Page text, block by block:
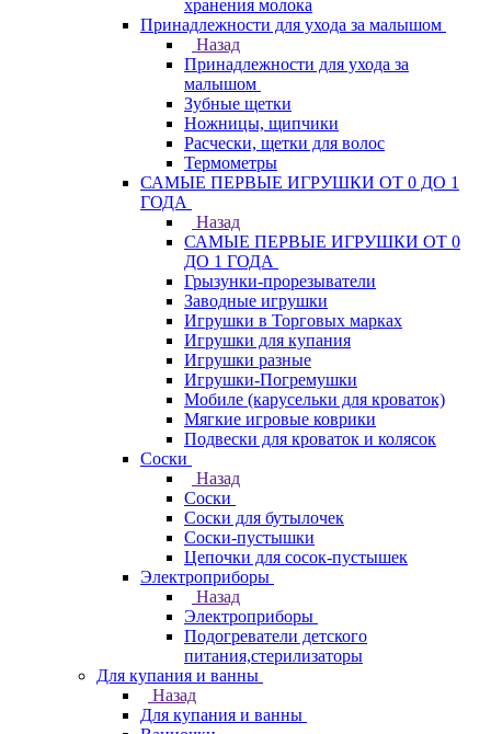
хранения молока
Принадлежности для ухода за малышом
Назад
Принадлежности для ухода за
малышом
Зубные щетки
Ножницы, щипчики
Расчески, щетки для волос
Термометры
САМЫЕ ПЕРВЫЕ ИГРУШКИ ОТ 0 ДО 1
ГОДА
Назад
САМЫЕ ПЕРВЫЕ ИГРУШКИ ОТ 0
ДО 1 ГОДА
Грызунки-прорезыватели
Заводные игрушки
Игрушки в Торговых марках
Игрушки для купания
Игрушки разные
Игрушки-Погремушки
Мобиле (карусельки для кроваток)
Мягкие игровые коврики
Подвески для кроваток и колясок
Соски
Назад
Соски
Соски для бутылочек
Соски-пустышки
Цепочки для сосок-пустышек
Электроприборы
Назад
Электроприборы
Подогреватели детского
питания,стерилизаторы
Для купания и ванны
Назад
Для купания и ванны